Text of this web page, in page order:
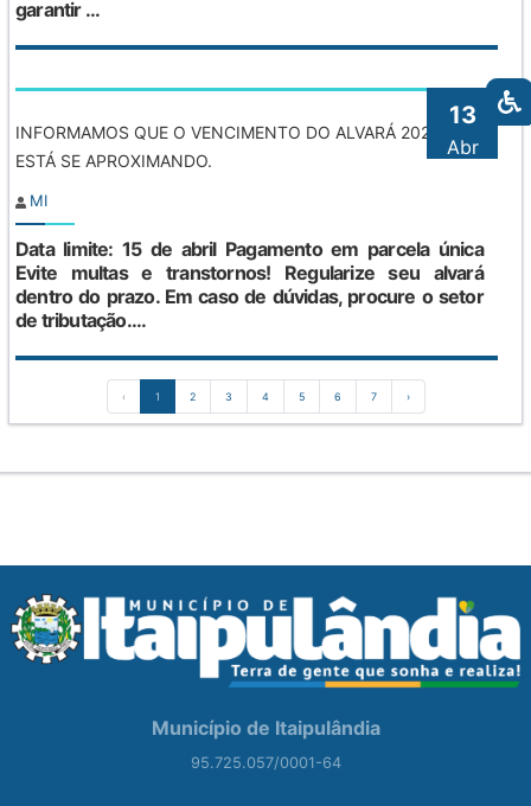
garantir ...
13
Abr
INFORMAMOS QUE O VENCIMENTO DO ALVARÁ 2026
ESTÁ SE APROXIMANDO.
MI
Data limite: 15 de abril Pagamento em parcela única
Evite multas e transtornos! Regularize seu alvará
dentro do prazo. Em caso de dúvidas, procure o setor
de tributação....
‹ 1 2 3 4 5 6 7 ›
Município de Itaipulândia
95.725.057/0001-64